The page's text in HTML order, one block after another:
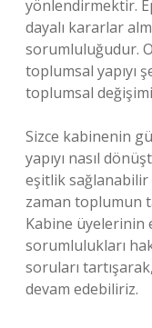
yönlendirmektir.
dayalı kararlar
sorumluluğudur.
toplumsal yapıyı
toplumsal
Sizce kabinenin
yapıyı nasıl
eşitlik
zaman toplumun
Kabine üyelerinin
sorumlulukları
soruları
devam edebiliriz.